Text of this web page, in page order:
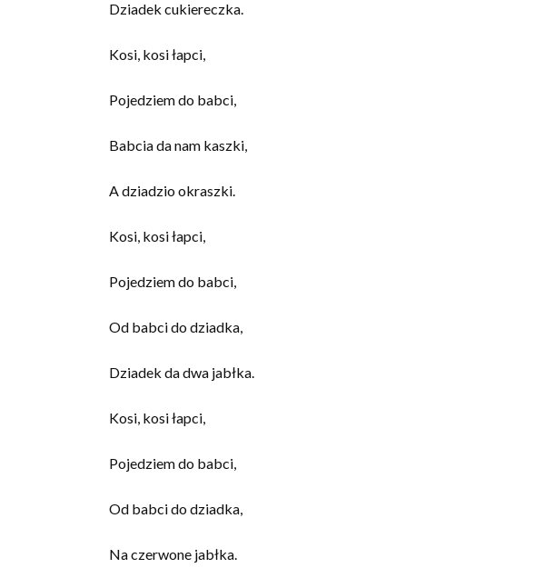
Dziadek cukiereczka.
Kosi, kosi łapci,
Pojedziem do babci,
Babcia da nam kaszki,
A dziadzio okraszki.
Kosi, kosi łapci,
Pojedziem do babci,
Od babci do dziadka,
Dziadek da dwa jabłka.
Kosi, kosi łapci,
Pojedziem do babci,
Od babci do dziadka,
Na czerwone jabłka.